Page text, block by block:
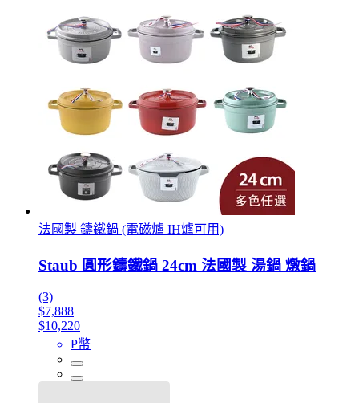
法國製 鑄鐵鍋 (電磁爐 IH爐可用)
Staub 圓形鑄鐵鍋 24cm 法國製 湯鍋 燉鍋
(3)
$7,888
$10,220
P幣